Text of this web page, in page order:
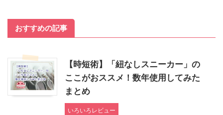
おすすめの記事
【時短術】「紐なしスニーカー」の
ここがおススメ！数年使用してみた
まとめ
いろいろレビュー